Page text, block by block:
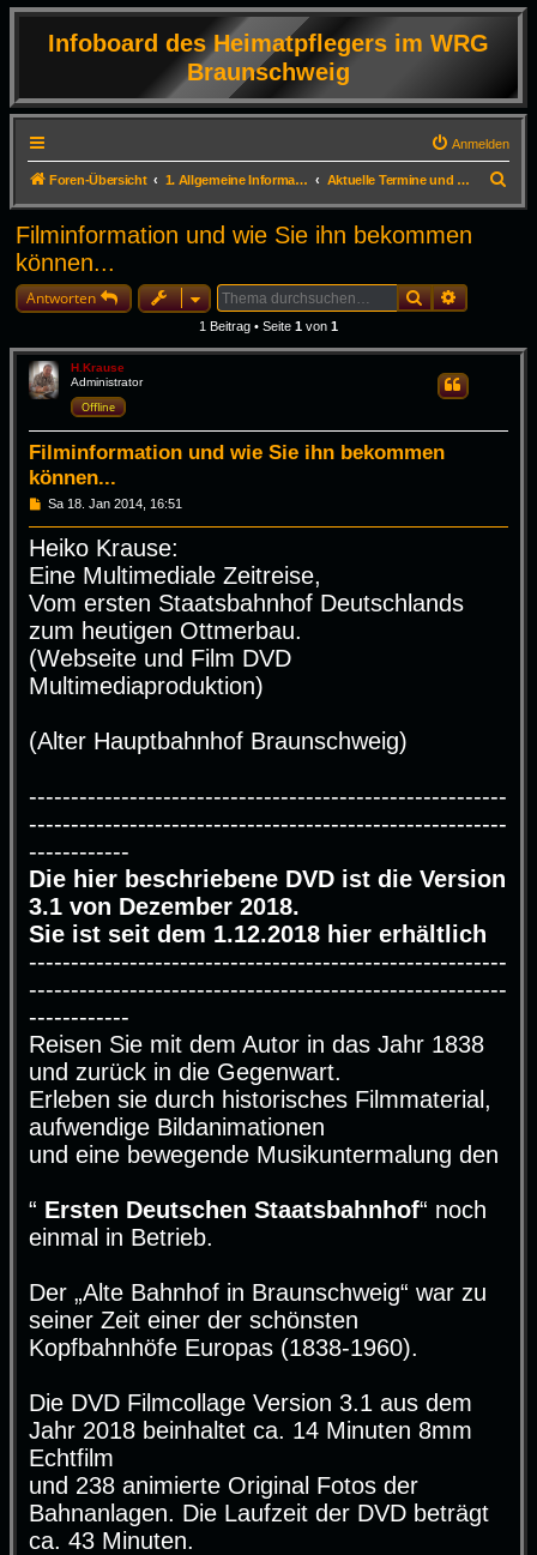
Infoboard des Heimatpflegers im WRG
Braunschweig
Anmelden
Foren-Übersicht 1. Allgemeine Informationen Aktuelle Termine und Infos zum Erhalt der DVD
u
Filminformation und wie Sie ihn bekommen
können...
Antworten SucheErweiterte
1 Beitrag • Seite 1 von 1
H.Krause
Administrator
Offline
Filminformation und wie Sie ihn bekommen
können...
Zitieren
B
t
r
a
g
Sa 18. Jan 2014, 16:51
Heiko Krause:
Eine Multimediale Zeitreise,
Vom ersten Staatsbahnhof Deutschlands
zum heutigen Ottmerbau.
(Webseite und Film DVD
Multimediaproduktion)
(Alter Hauptbahnhof Braunschweig)
---------------------------------------------------------
---------------------------------------------------------
------------
Die hier beschriebene DVD ist die Version
3.1 von Dezember 2018.
Sie ist seit dem 1.12.2018 hier erhältlich
---------------------------------------------------------
---------------------------------------------------------
------------
Reisen Sie mit dem Autor in das Jahr 1838
und zurück in die Gegenwart.
Erleben sie durch historisches Filmmaterial,
aufwendige Bildanimationen
und eine bewegende Musikuntermalung den
“ Ersten Deutschen Staatsbahnhof“ noch
einmal in Betrieb.
Der „Alte Bahnhof in Braunschweig“ war zu
seiner Zeit einer der schönsten
Kopfbahnhöfe Europas (1838-1960).
Die DVD Filmcollage Version 3.1 aus dem
Jahr 2018 beinhaltet ca. 14 Minuten 8mm
Echtfilm
und 238 animierte Original Fotos der
Bahnanlagen. Die Laufzeit der DVD beträgt
ca. 43 Minuten.